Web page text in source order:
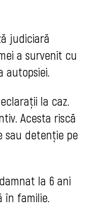
judiciară
a survenit cu
autopsiei.
la caz.
Acesta riscă
sau detenție pe
la 6 ani
în familie.